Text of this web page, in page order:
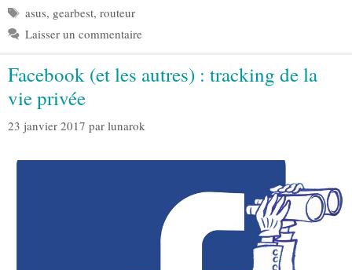
Étiquettes
asus, gearbest, routeur
Laisser un commentaire
Facebook (et les autres) : tracking de la
vie privée
23 janvier 2017 par lunarok